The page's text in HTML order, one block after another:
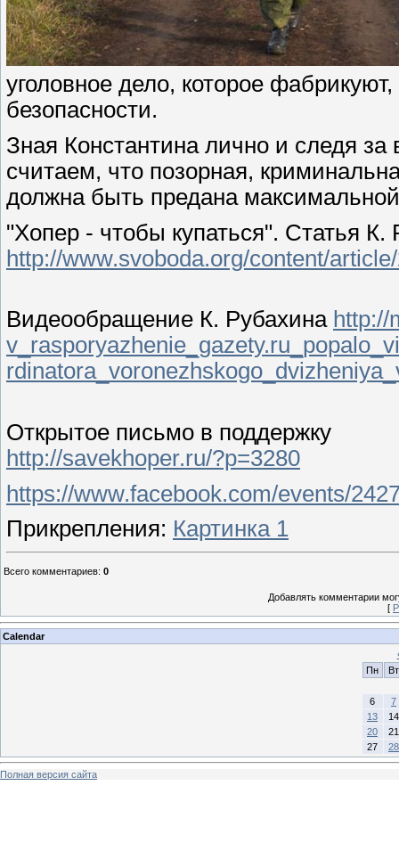
уголовное дело, которое
безопасности.
Зная Константина лично и следя
считаем, что позорная,
должна быть предана
"Хопер - чтобы купаться". Статья К.
http://www.svoboda.org/content/article/
Видеообращение К. Рубахина http://
v_rasporyazhenie_gazety.ru_
rdinatora_voronezhskogo_dv
Открытое письмо в поддержку
http://savekhoper.ru/?p=3280
https://www.facebook.com/events/
Прикрепления: Картинка 1
Всего комментариев: 0
Добавлять комментарии
[
Calendar
Пн
Вт
6
7
13
14
20
21
27
28
Полная версия сайта